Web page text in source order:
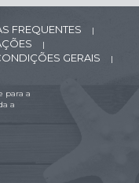
FREQUENTES |
|
GERAIS |
para a
a